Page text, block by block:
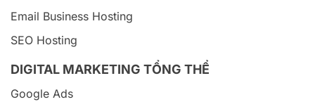
Email Business Hosting
SEO Hosting
DIGITAL MARKETING TỔNG THỂ
Google Ads